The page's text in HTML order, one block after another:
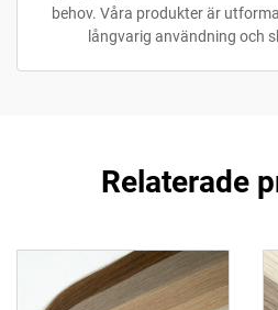
behov. Våra produkter är
långvarig användning och
Relaterade